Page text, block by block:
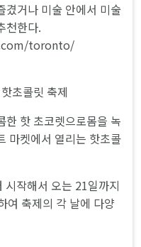
겼거나 미술 안에서 미술
천한다.
toronto/
초콜릿 축제
한 핫 초코렛으로몸을 녹
마켓에서 열리는 핫초콜
작해서 오는 21일까지
여 축제의 각 날에 다양